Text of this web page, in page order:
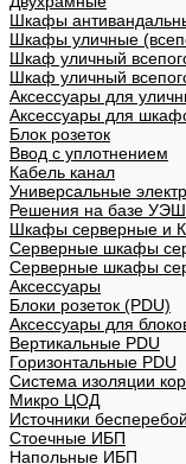
Шкафы
Шкафы уличные
Шкаф уличный
Шкаф уличный
Аксессуары для
Аксессуары для
Блок розеток
Ввод с уплотнением
Кабель канал
Универсальные
Решения на базе
Шкафы серверные и
Серверные шкафы
Серверные шкафы
Аксессуары
Блоки розеток (PDU)
Аксессуары для
Вертикальные PDU
Горизонтальные PDU
Система изоляции
Микро ЦОД
Источники
Стоечные ИБП
Напольные ИБП